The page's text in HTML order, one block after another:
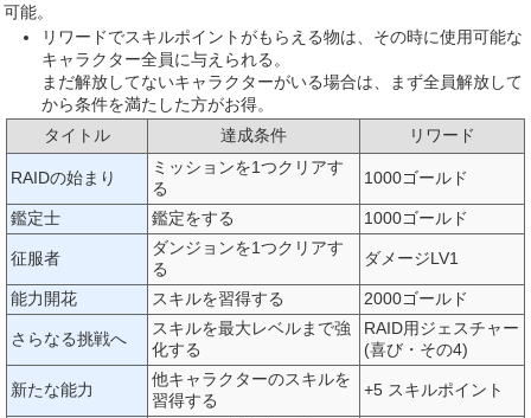
可能。
リワードでスキルポイントがもらえる物は、その時に使用可能な
キャラクター全員に与えられる。
まだ解放してないキャラクターがいる場合は、まず全員解放して
から条件を満たした方がお得。
タイトル
達成条件 リワード
RAIDの始まり
ミッションを1つクリアす
る
1000ゴールド
鑑定士 鑑定をする 1000ゴールド
征服者
ダンジョンを1つクリアす
る
ダメージLV1
能力開花 スキルを習得する 2000ゴールド
さらなる挑戦へ
スキルを最大レベルまで強
化する
RAID用ジェスチャー
(喜び・その4)
新たな能力
他キャラクターのスキルを
習得する
+5 スキルポイント